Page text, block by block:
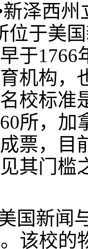
泽西州
位于美
于
机构，
校标准
所，加
票，目
其门槛
国新闻
该校的